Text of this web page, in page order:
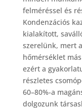
felméréssel és
Kondenzációs
kialakított,
szerelünk, mert
hőmérséklet
ezért a
részletes
60–80%-a
dolgozunk